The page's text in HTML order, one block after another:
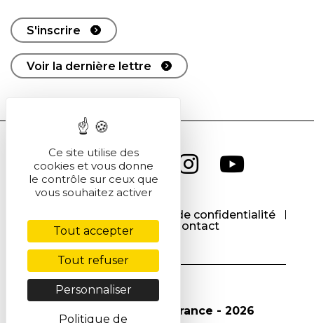
S'inscrire
Voir la dernière lettre
Politique de confidentialité
Cookies
Contact
© Société Chimique de France - 2026
Ce site utilise des
cookies et vous donne
le contrôle sur ceux que
vous souhaitez activer
Tout accepter
Tout refuser
Personnaliser
Politique de